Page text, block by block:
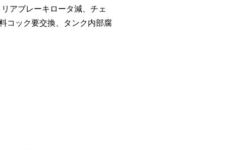
アブレーキロータ減、チェ
コック要交換、タンク内部腐